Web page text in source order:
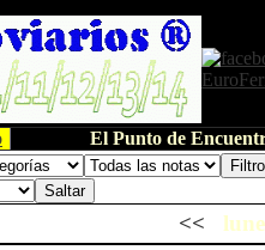
El Punto de
<<